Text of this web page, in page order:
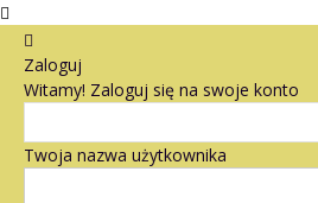
Zaloguj
Witamy! Zaloguj się na swoje konto
Twoja nazwa użytkownika